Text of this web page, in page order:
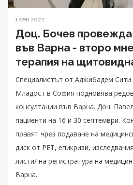
1 сеп 2022
Доц. Бочев провежда
във Варна - второ
терапия на
Специалистът от Аджибадем
Младост в София подновява
консултации във Варна. Доц.
пациенти на 16 и 30 септември.
правят чрез подаване на
диск от PET, епикризи,
листи/ на регистратура на
Варна.